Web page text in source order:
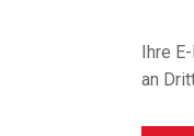
Ihre
an